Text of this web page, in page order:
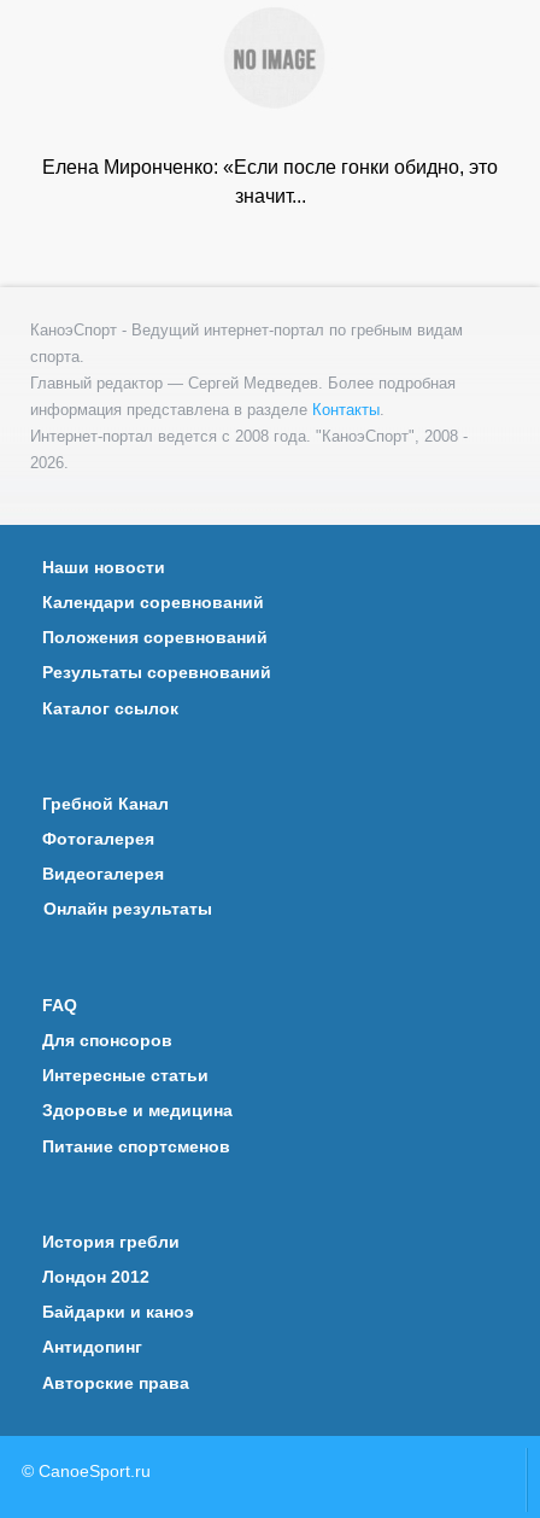
Елена Миронченко: «Если после гонки обидно, это
значит...
КаноэСпорт - Ведущий интернет-портал по гребным видам
спорта.
Главный редактор — Сергей Медведев. Более подробная
информация представлена в разделе Контакты
Интернет-портал ведется с 2008 года. "КаноэСпорт", 2008 -
2026.
Наши новости
Календари соревнований
Положения соревнований
Результаты соревнований
Каталог ссылок
Гребной Канал
Фотогалерея
Видеогалерея
Онлайн результаты
FAQ
Для спонсоров
Интересные статьи
Здоровье и медицина
Питание спортсменов
История гребли
Лондон 2012
Байдарки и каноэ
Антидопинг
Авторские права
© CanoeSport.ru